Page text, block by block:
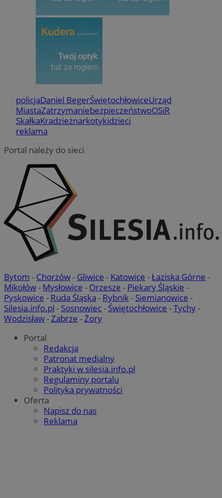
policjaDaniel BegerŚwiętochłowiceUrząd
MiastaZatrzymaniebezpieczeństwoOSiR
SkałkaKradzieżnarkotykidzieci
reklama
Portal należy do sieci
Bytom - Chorzów- Gliwice - Katowice -Łaziska Górne -
Mikołów- Mysłowice - Orzesze - Piekary Śląskie -
Pyskowice - Ruda Śląska - Rybnik- Siemianowice -
Silesia.info.pl - Sosnowiec- Świętochłowice -Tychy-
Wodzisław-Zabrze -Żory
Portal
Redakcja
Patronat medialny
Praktyki w silesia.info.pl
Regulaminy portalu
Polityka prywatności
Oferta
Napisz do nas
Reklama